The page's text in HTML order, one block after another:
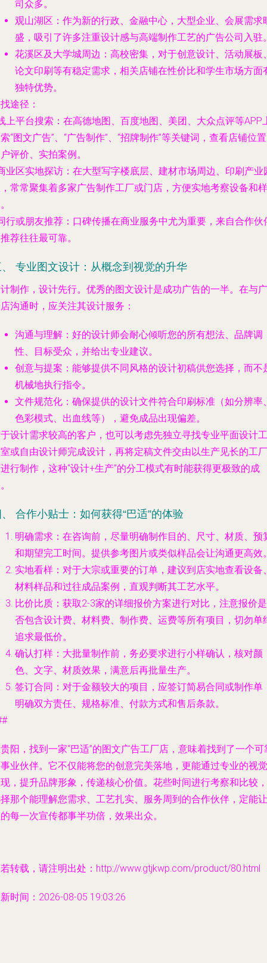
司众多。
观山湖区 ：作为新的行政、金融中心，大型企业、会展需求
盛，吸引了许多注重设计感与高端制作工艺的广告公司入驻
花溪区及大学城周边 ：高校密集，对于创意设计、活动展板
论文印刷等有稳定需求，相关店铺在性价比和学生市场方面
独特优势。
途径 ：
上平台搜索 ：在高德地图、百度地图、美团、大众点评等APP
“图文广告”、“广告制作”、“招牌制作”等关键词，查看店铺位
评价、实拍案例。
业区实地探访 ：在大型写字楼底层、建材市场周边、印刷产业
常常聚集着多家广告制作工厂或门店，方便实地考察设备和样
行或朋友推荐 ：口碑传播在商业服务中尤为重要，来自合作伙
荐往往最可靠。
专业图文设计：从概念到视觉的升华
制作，设计先行。优秀的图文设计是成功广告的一半。在与广
沟通时，应关注其设计服务：
沟通与理解 ：好的设计师会耐心倾听您的所有想法、品牌调
性、目标受众，并给出专业建议。
创意与提案 ：能够提供不同风格的设计初稿供您选择，而不
机械地执行指令。
文件规范化 ：确保提供的设计文件符合印刷标准（如分辨率
色彩模式、出血线等），避免成品出现偏差。
设计需求较高的客户，也可以考虑先独立寻找专业平面设计工
或自由设计师完成设计，再将定稿文件交由以生产见长的工厂
行制作，这种“设计+生产”的分工模式有时能获得更极致的成
合作小贴士：如何获得“巴适”的体验
明确需求 ：在咨询前，尽量明确制作目的、尺寸、材质、预
和期望完工时间。提供参考图片或类似样品会让沟通更高效
实地看样 ：对于大宗或重要的订单，建议到店实地查看设备
材料样品和过往成品案例，直观判断其工艺水平。
比价比质 ：获取2-3家的详细报价方案进行对比，注意报价是
否包含设计费、材料费、制作费、运费等所有项目，切勿单
追求最低价。
确认打样 ：大批量制作前，务必要求进行小样确认，核对颜
色、文字、材质效果，满意后再批量生产。
签订合同 ：对于金额较大的项目，应签订简易合同或制作单
明确双方责任、规格标准、付款方式和售后条款。
阳，找到一家“巴适”的图文广告工厂店，意味着找到了一个可
业伙伴。它不仅能将您的创意完美落地，更能通过专业的视觉
，提升品牌形象，传递核心价值。花些时间进行考察和比较，
那个能理解您需求、工艺扎实、服务周到的合作伙伴，定能让
每一次宣传都事半功倍，效果出众。
转载，请注明出处：http://www.gtjkwp.com/product/80.html
时间：2026-08-05 19:03:26